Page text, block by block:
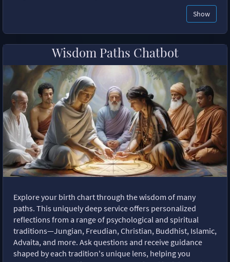
Show
Wisdom Paths Chatbot
Explore your birth chart through the wisdom of many
paths. This uniquely deep service offers personalized
reflections from a range of psychological and spiritual
traditions—Jungian, Freudian, Christian, Buddhist, Islamic,
Advaita, and more. Ask questions and receive guidance
shaped by each tradition's unique lens, helping you